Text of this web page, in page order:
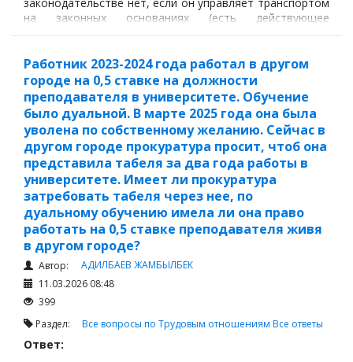
на законных основаниях (есть действующее
водительское удостоверение, признаваемое в РК, и
доверенность и страховка).
Работник 2023-2024 года работал в другом
городе на 0,5 ставке на должности
преподавателя в университете. Обучение
было дуальной. В марте 2025 года она была
уволена по собственному желанию. Сейчас в
другом городе прокуратура просит, чтоб она
представила табеля за два года работы в
университете. Имеет ли прокуратура
затребовать табеля через нее, по
дуальному обучению имела ли она право
работать на 0,5 ставке преподавателя живя
в другом городе?
Автор:
АДИЛБАЕВ ЖАМБЫЛБЕК
11.03.2026 08:48
399
Раздел: Все вопросы по Трудовым отношениям Все ответы
Ответ: